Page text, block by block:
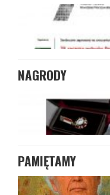
NAGRODY
PAMIĘTAMY